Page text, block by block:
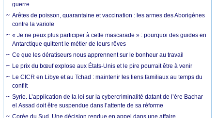
guerre
Arêtes de poisson, quarantaine et vaccination : les armes des Aborigènes
contre la variole
« Je ne peux plus participer à cette mascarade » : pourquoi des guides en
Antarctique quittent le métier de leurs rêves
Ce que les dératiseurs nous apprennent sur le bonheur au travail
Le prix du bœuf explose aux États-Unis et le pire pourrait être à venir
Le CICR en Libye et au Tchad : maintenir les liens familiaux au temps du
conflit
Syrie. L’application de la loi sur la cybercriminalité datant de l’ère Bachar
el Assad doit être suspendue dans l’attente de sa réforme
Corée du Sud. Une décision rendue en appel dans une affaire